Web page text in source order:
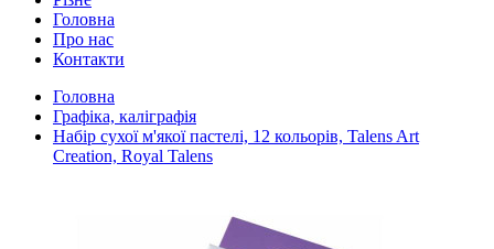
Головна
Про нас
Контакти
Головна
Графіка, каліграфія
Набір сухої м'якої пастелі, 12 кольорів, Talens Art
Creation, Royal Talens